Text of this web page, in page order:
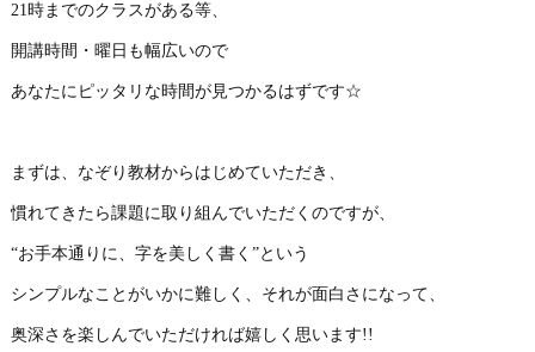
21時までのクラスがある等、
開講時間・曜日も幅広いので
あなたにピッタリな時間が見つかるはずです☆
まずは、なぞり教材からはじめていただき、
慣れてきたら課題に取り組んでいただくのですが、
“お手本通りに、字を美しく書く”という
シンプルなことがいかに難しく、それが面白さになって、
奥深さを楽しんでいただければ嬉しく思います!!